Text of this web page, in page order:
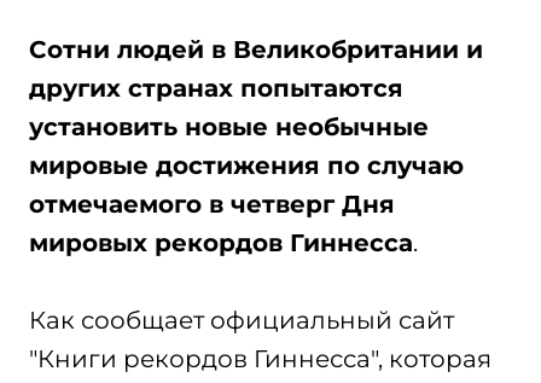
Сотни людей в Великобритании и
других странах попытаются
установить новые необычные
мировые достижения по случаю
отмечаемого в четверг Дня
мировых рекордов Гиннесса.
Как сообщает официальный сайт
"Книги рекордов Гиннесса", которая